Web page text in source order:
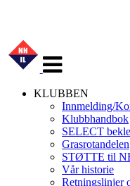
navigasjon
KLUBBEN
Innmelding/
Klubbhandbok
SELECT
Grasrotandelen
STØTTE til
Vår historie
Retningslinjer